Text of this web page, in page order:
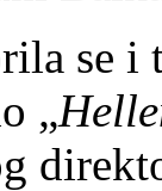
se i
„